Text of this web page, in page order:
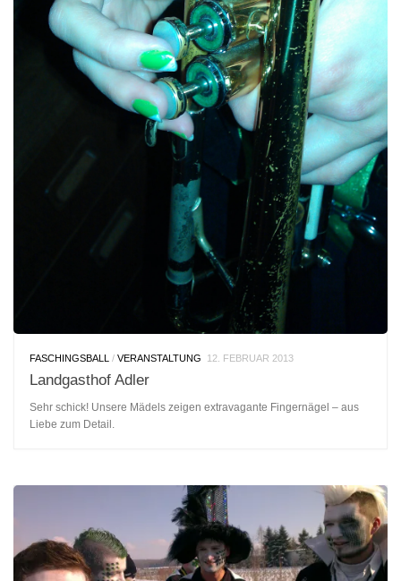
FASCHINGSBALL / VERANSTALTUNG 12. FEBRUAR 2013
Landgasthof Adler
Sehr schick! Unsere Mädels zeigen extravagante Fingernägel – aus
Liebe zum Detail.